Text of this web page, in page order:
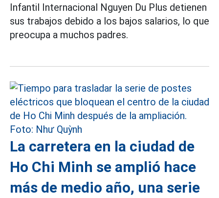
Infantil Internacional Nguyen Du Plus detienen
sus trabajos debido a los bajos salarios, lo que
preocupa a muchos padres.
La carretera en la ciudad de
Ho Chi Minh se amplió hace
más de medio año, una serie